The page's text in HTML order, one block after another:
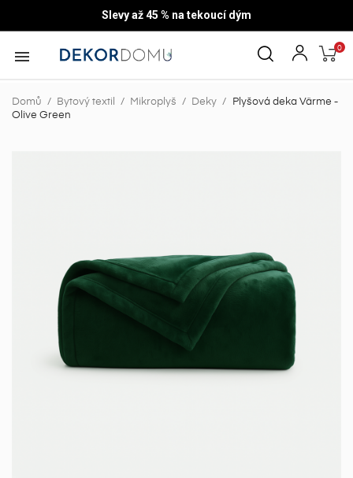
Slevy až 45 % na tekoucí dým
 0
Domů Bytový textil Mikroplyš Deky
Plyšová deka Värme -
Olive Green